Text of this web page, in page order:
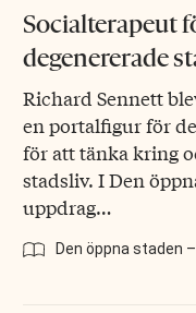
Socialterapeut
degenererade
Richard Sennett
en portalfigur för
för att tänka kring
stadsliv. I Den
uppdrag…
Den öppna staden